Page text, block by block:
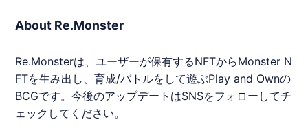
About Re.Monster
Re.Monsterは、ユーザーが保有するNFTからMonster N
FTを生み出し、育成/バトルをして遊ぶPlay and Ownの
BCGです。今後のアップデートはSNSをフォローしてチ
ェックしてください。